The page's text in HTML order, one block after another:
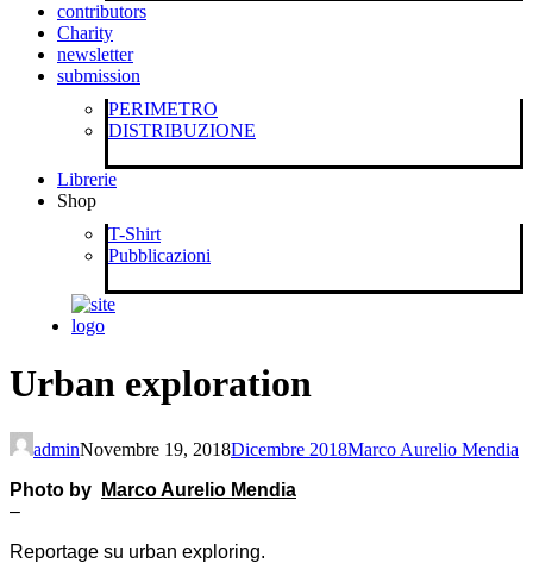
contributors
Charity
newsletter
submission
PERIMETRO
DISTRIBUZIONE
Librerie
Shop
T-Shirt
Pubblicazioni
Urban exploration
adminNovembre 19, 2018Dicembre 2018Marco Aurelio Mendia
Photo by
Marco Aurelio Mendia
–
Reportage su urban exploring.